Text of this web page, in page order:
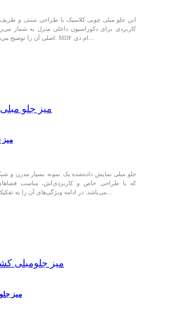
این جلو مبلی چوبی کلاسیک با طراحی سنتی و
کاربردی برای دکوراسیون داخلی منزل به شمار
میز
جلو مبلی نمایش داده‌شده یک نمونه بسیار مدرن و
که با طراحی خاص و کاربردی‌اش، مناسب فضاهای
میز